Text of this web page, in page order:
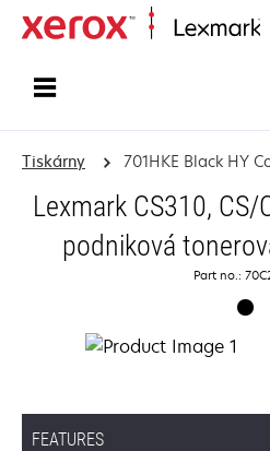
Tiskárny 701HKE Black HY
Lexmark CS310,
podniková
Part no.:
FEATURES